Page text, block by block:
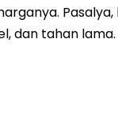
tahan lama.